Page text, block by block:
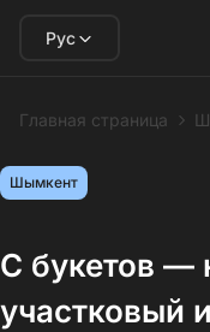
Рус
Главная страница
Шымкент
С букетов —
участковый